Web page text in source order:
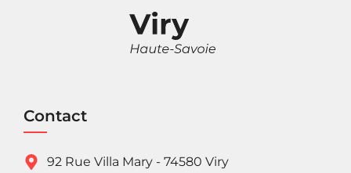
Contact
92 Rue Villa Mary - 74580 Viry